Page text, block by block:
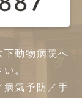
下動物病院へ
。
病気予防／手